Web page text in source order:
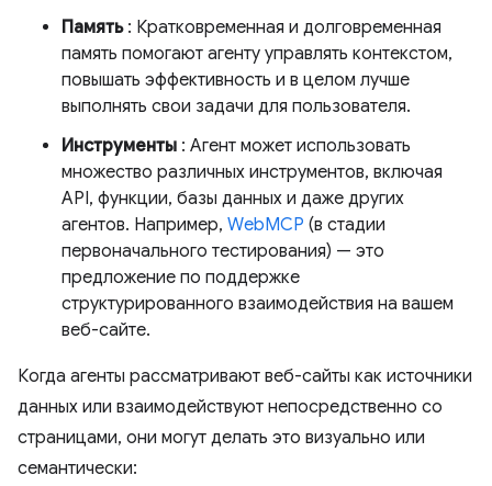
Память: Кратковременная и долговременная
память помогают агенту управлять контекстом,
повышать эффективность и в целом лучше
выполнять свои задачи для пользователя.
Инструменты : Агент может использовать
множество различных инструментов, включая
API, функции, базы данных и даже других
агентов. Например, WebMCP (в стадии
первоначального тестирования) — это
предложение по поддержке
структурированного взаимодействия на вашем
веб-сайте.
Когда агенты рассматривают веб-сайты как источники
данных или взаимодействуют непосредственно со
страницами, они могут делать это визуально или
семантически: